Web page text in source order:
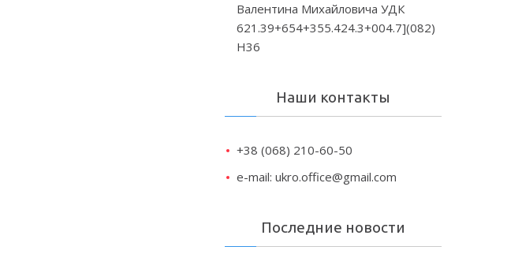
Валентина Михайловича УДК
621.39+654+355.424.3+004.7](082)
Н36
Наши контакты
+38 (068) 210-60-50
e-mail: ukro.office@gmail.com
Последние новости